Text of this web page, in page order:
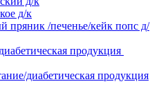
д/к
пряник /печенье/кейк попс д/
продукция
диабетическая продукция